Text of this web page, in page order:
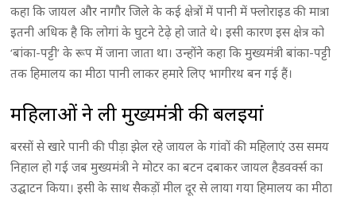
कहा कि जायल और नागौर जिले के कई क्षेत्रों में पानी में फ्लोराइड की मात्रा
इतनी अधिक है कि लोगां के घुटने टेढ़े हो जाते थे। इसी कारण इस क्षेत्र को
‘बांका-पट्टी’ के रूप में जाना जाता था। उन्होंने कहा कि मुख्यमंत्री बांका-पट्टी
तक हिमालय का मीठा पानी लाकर हमारे लिए भागीरथ बन गई हैं।
महिलाओं ने ली मुख्यमंत्री की बलइयां
बरसों से खारे पानी की पीड़ा झेल रहे जायल के गांवों की महिलाएं उस समय
निहाल हो गई जब मुख्यमंत्री ने मोटर का बटन दबाकर जायल हैडवर्क्स का
उद्घाटन किया। इसी के साथ सैकड़ों मील दूर से लाया गया हिमालय का मीठा